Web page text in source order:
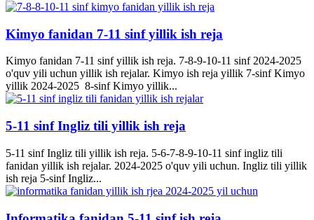
Kimyo fanidan 7-11 sinf yillik ish reja
Kimyo fanidan 7-11 sinf yillik ish reja. 7-8-9-10-11 sinf 2024-2025
o'quv yili uchun yillik ish rejalar. Kimyo ish reja yillik 7-sinf Kimyo
yillik 2024-2025 8-sinf Kimyo yillik...
5-11 sinf Ingliz tili yillik ish reja
5-11 sinf Ingliz tili yillik ish reja. 5-6-7-8-9-10-11 sinf ingliz tili
fanidan yillik ish rejalar. 2024-2025 o'quv yili uchun. Ingliz tili yillik
ish reja 5-sinf Ingliz...